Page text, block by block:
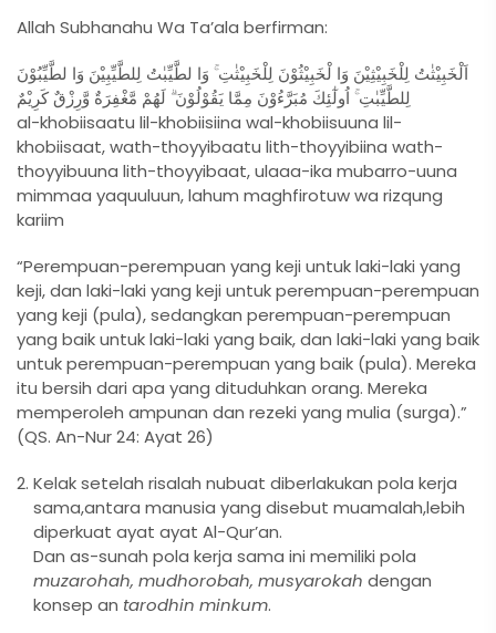
Allah Subhanahu Wa Ta’ala berfirman:
اَلْخَبِيْثٰتُ لِلْخَبِيْثِيْنَ وَا لْخَبِيْثُوْنَ لِلْخَبِيْثٰتِ ۚ وَا لطَّيِّبٰتُ لِلطَّيِّبِيْنَ وَا لطَّيِّبُوْنَ
لِلطَّيِّبٰتِ ۚ اُولٰٓئِكَ مُبَرَّءُوْنَ مِمَّا يَقُوْلُوْنَ ۗ لَهُمْ مَّغْفِرَةٌ وَّرِزْقٌ كَرِيْمٌ
al-khobiisaatu lil-khobiisiina wal-khobiisuuna lil-
khobiisaat, wath-thoyyibaatu lith-thoyyibiina wath-
thoyyibuuna lith-thoyyibaat, ulaaa-ika mubarro-uuna
mimmaa yaquuluun, lahum maghfirotuw wa rizqung
kariim
“Perempuan-perempuan yang keji untuk laki-laki yang
keji, dan laki-laki yang keji untuk perempuan-perempuan
yang keji (pula), sedangkan perempuan-perempuan
yang baik untuk laki-laki yang baik, dan laki-laki yang baik
untuk perempuan-perempuan yang baik (pula). Mereka
itu bersih dari apa yang dituduhkan orang. Mereka
memperoleh ampunan dan rezeki yang mulia (surga).”
(QS. An-Nur 24: Ayat 26)
Kelak setelah risalah nubuat diberlakukan pola kerja
sama,antara manusia yang disebut muamalah,lebih
diperkuat ayat ayat Al-Qur’an.
Dan as-sunah pola kerja sama ini memiliki pola
muzarohah, mudhorobah, musyarokah dengan
konsep an tarodhin minkum.